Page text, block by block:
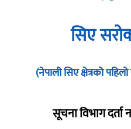
सिए
(नेपाली सिए क्षेत्रको
सूचना विभाग